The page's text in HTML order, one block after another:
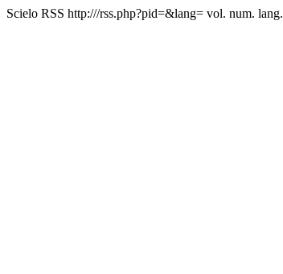
Scielo RSS http:///rss.php?pid=&lang= vol. num. lang.